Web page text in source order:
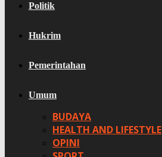
Politik
Hukrim
Pemerintahan
Umum
BUDAYA
HEALTH AND LIFESTYLE
OPINI